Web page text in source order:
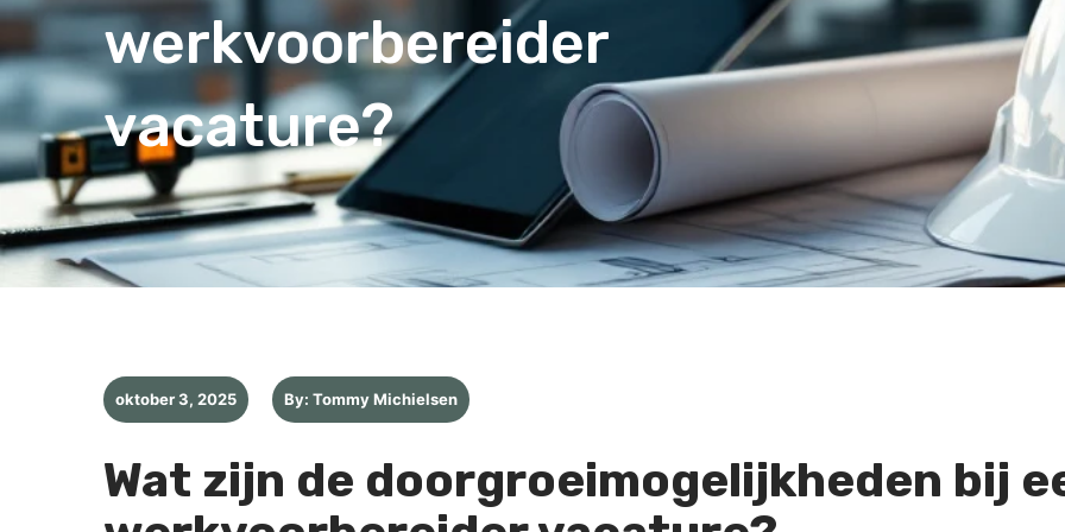
werkvoorbereider
vacature?
oktober 3, 2025 By: Tommy Michielsen
Wat zijn de doorgroeimogelijkheden bij